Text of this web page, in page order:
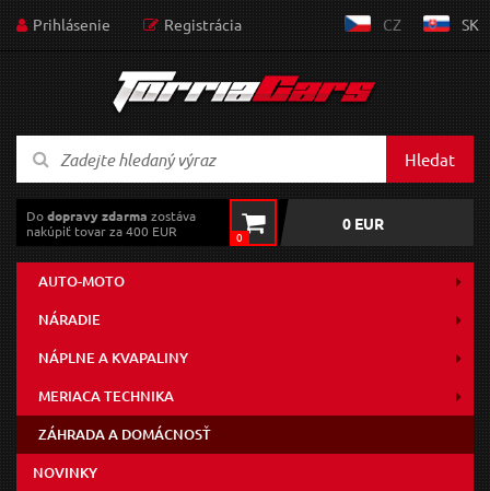
Prihlásenie Registrácia CZ SK
Hledat
Dodopravy zdarma zostáva
nakúpiť tovar za 400 EUR
0
0 EUR
AUTO-MOTO
NÁRADIE
NÁPLNE A KVAPALINY
MERIACA TECHNIKA
ZÁHRADA A DOMÁCNOSŤ
NOVINKY